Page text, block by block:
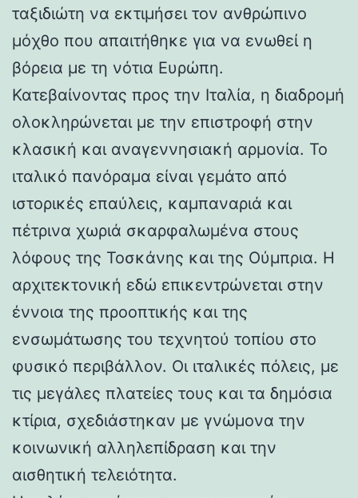
ταξιδιώτη να εκτιμήσει τον ανθρώπινο
μόχθο που απαιτήθηκε για να ενωθεί η
βόρεια με τη νότια Ευρώπη.
Κατεβαίνοντας προς την Ιταλία, η διαδρομή
ολοκληρώνεται με την επιστροφή στην
κλασική και αναγεννησιακή αρμονία. Το
ιταλικό πανόραμα είναι γεμάτο από
ιστορικές επαύλεις, καμπαναριά και
πέτρινα χωριά σκαρφαλωμένα στους
λόφους της Τοσκάνης και της Ούμπρια. Η
αρχιτεκτονική εδώ επικεντρώνεται στην
έννοια της προοπτικής και της
ενσωμάτωσης του τεχνητού τοπίου στο
φυσικό περιβάλλον. Οι ιταλικές πόλεις, με
τις μεγάλες πλατείες τους και τα δημόσια
κτίρια, σχεδιάστηκαν με γνώμονα την
κοινωνική αλληλεπίδραση και την
αισθητική τελειότητα.